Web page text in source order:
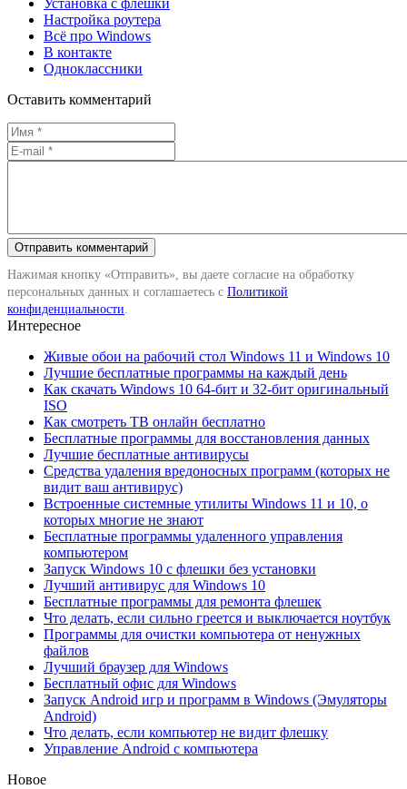
Установка с флешки
Настройка роутера
Всё про Windows
В контакте
Одноклассники
Оставить комментарий
Нажимая кнопку «Отправить», вы даете согласие на обработку
персональных данных и соглашаетесь с Политикой
конфиденциальности.
Интересное
Живые обои на рабочий стол Windows 11 и Windows 10
Лучшие бесплатные программы на каждый день
Как скачать Windows 10 64-бит и 32-бит оригинальный
ISO
Как смотреть ТВ онлайн бесплатно
Бесплатные программы для восстановления данных
Лучшие бесплатные антивирусы
Средства удаления вредоносных программ (которых не
видит ваш антивирус)
Встроенные системные утилиты Windows 11 и 10, о
которых многие не знают
Бесплатные программы удаленного управления
компьютером
Запуск Windows 10 с флешки без установки
Лучший антивирус для Windows 10
Бесплатные программы для ремонта флешек
Что делать, если сильно греется и выключается ноутбук
Программы для очистки компьютера от ненужных
файлов
Лучший браузер для Windows
Бесплатный офис для Windows
Запуск Android игр и программ в Windows (Эмуляторы
Android)
Что делать, если компьютер не видит флешку
Управление Android с компьютера
Новое